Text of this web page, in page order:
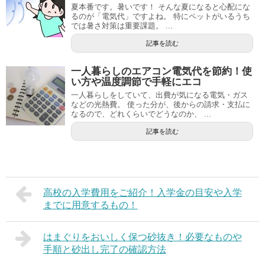
夏本番です。暑いです！ そんな夏になると心配にな
るのが「電気代」ですよね。 特にペットがいるうち
では暑さ対策は重要課題。 ...
記事を読む
一人暮らしのエアコン電気代を節約！使
い方や温度調節で手軽にエコ
一人暮らしをしていて、出費が気になる電気・ガス
などの光熱費。 使った分が、後からの請求・支払に
なるので、どれくらいでどうなのか、 ...
記事を読む
高校の入学費用をご紹介！入学金の目安や入学
までに用意するもの！
はまぐりをおいしく保つ砂抜き！必要なものや
手順と砂出し完了の確認方法